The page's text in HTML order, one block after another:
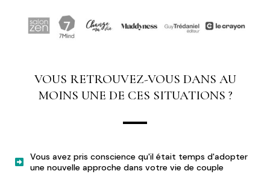
VOUS RETROUVEZ-VOUS DANS AU
MOINS UNE DE CES SITUATIONS ?
Vous avez pris conscience qu'il était temps d'adopter
une nouvelle approche dans votre vie de couple